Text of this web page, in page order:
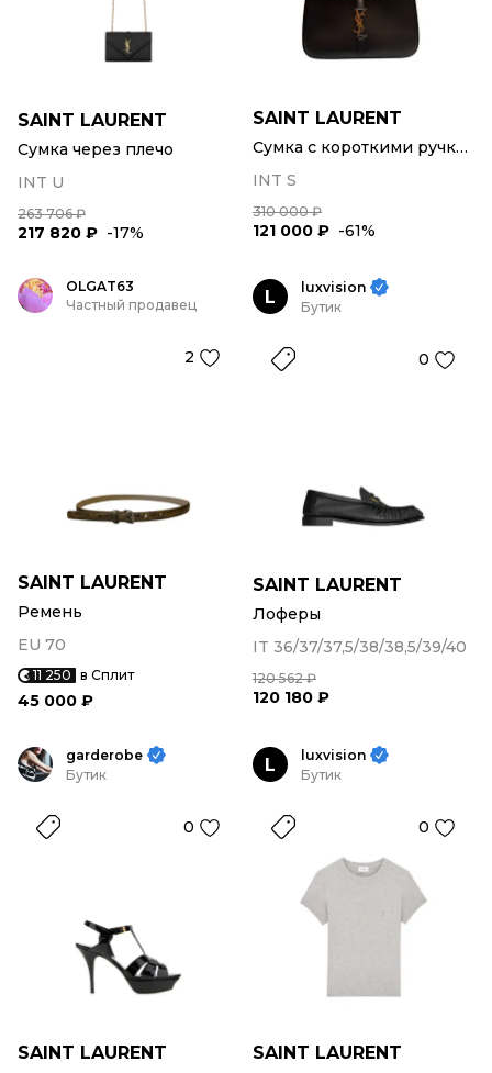
SAINT LAURENT
Сумка через плечо
INT U
263 706 ₽
217 820 ₽ -17%
SAINT LAURENT
Сумка с короткими ручками
INT S
310 000 ₽
121 000 ₽ -61%
OLGAT63
Частный продавец
2
SAINT LAURENT
Ремень
EU 70
11 250 в Сплит
45 000 ₽
L
luxvision
Бутик
0
SAINT LAURENT
Лоферы
IT 36/37/37,5/38/38,5/39/40
120 562 ₽
120 180 ₽
garderobe
Бутик
0
SAINT LAURENT
L
luxvision
Бутик
0
SAINT LAURENT